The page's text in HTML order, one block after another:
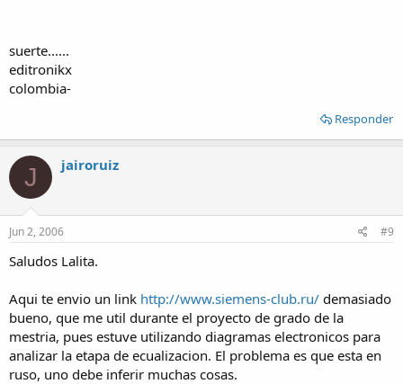
suerte......
editronikx
colombia-
Responder
J jairoruiz
Jun 2, 2006 #9
Saludos Lalita.
Aqui te envio un link http://www.siemens-club.ru/ demasiado
bueno, que me util durante el proyecto de grado de la
mestria, pues estuve utilizando diagramas electronicos para
analizar la etapa de ecualizacion. El problema es que esta en
ruso, uno debe inferir muchas cosas.